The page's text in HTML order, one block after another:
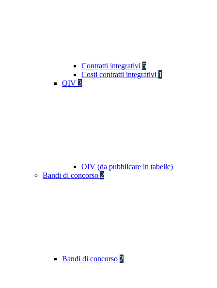
Contratti integrativi 5
Costi contratti integrativi 1
OIV 3
OIV (da pubblicare in tabelle)
Bandi di concorso 2
Bandi di concorso 2